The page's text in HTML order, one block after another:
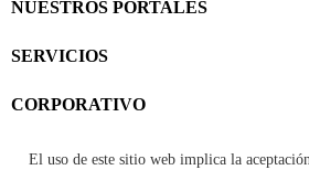
NUESTROS PORTALES
SERVICIOS
CORPORATIVO
El uso de este sitio web implica la